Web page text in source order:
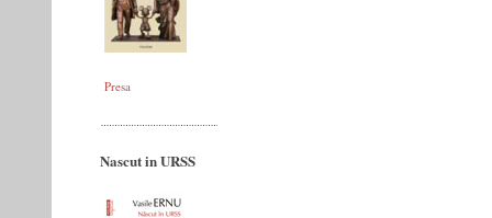
Presa
Nascut in URSS